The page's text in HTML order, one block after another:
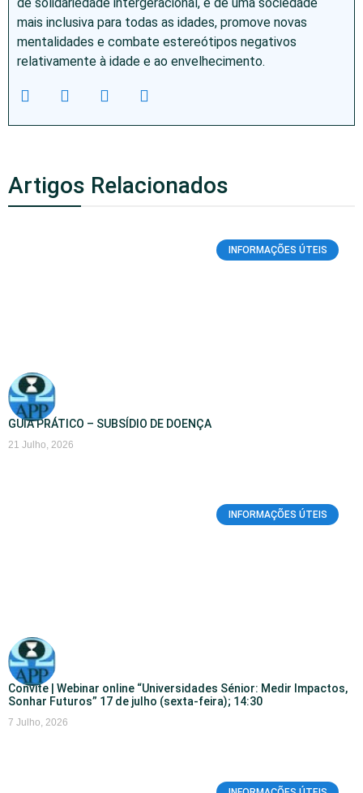
mais inclusiva para todas as idades, promove novas
mentalidades e combate estereótipos negativos
relativamente à idade e ao envelhecimento.
Artigos Relacionados
INFORMAÇÕES ÚTEIS
GUIA PRÁTICO – SUBSÍDIO DE DOENÇA
21 Julho, 2026
INFORMAÇÕES ÚTEIS
Convite | Webinar online “Universidades Sénior: Medir Impactos,
Sonhar Futuros” 17 de julho (sexta-feira); 14:30
7 Julho, 2026